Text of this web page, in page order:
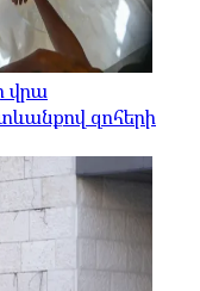
վրա
զոհերի